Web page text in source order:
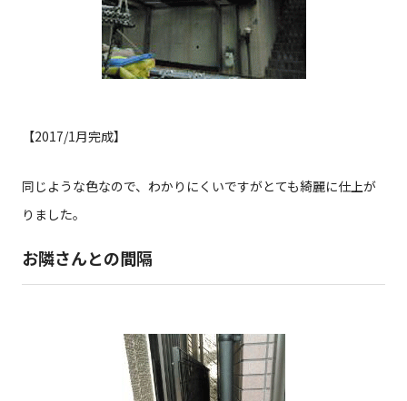
【2017/1月完成】
同じような色なので、わかりにくいですがとても綺麗に仕上が
りました。
お隣さんとの間隔